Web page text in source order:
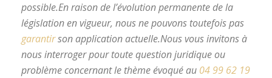
possible.En raison de l’évolution permanente de la
législation en vigueur, nous ne pouvons toutefois pas
garantirson application actuelle.Nous vous invitons à
nous interroger pour toute question juridique ou
problème concernant le thème évoqué au 04 99 62 19